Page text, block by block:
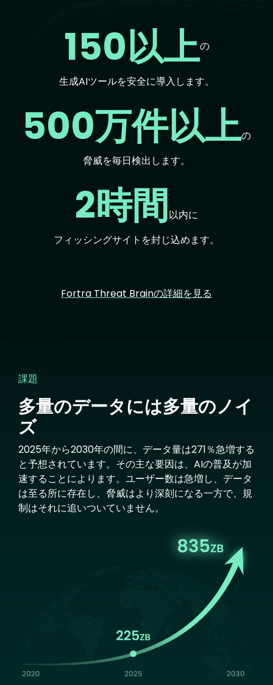
150以上の
生成AIツールを安全に導入します。
500万件以上の
脅威を毎日検出します。
2時間以内に
フィッシングサイトを封じ込めます。
Fortra Threat Brainの詳細を見る
課題
多量のデータには多量のノイ
ズ
2025年から2030年の間に、データ量は271％急増する
と予想されています。その主な要因は、AIの普及が加
速することによります。ユーザー数は急増し、データ
は至る所に存在し、脅威はより深刻になる一方で、規
制はそれに追いついていません。